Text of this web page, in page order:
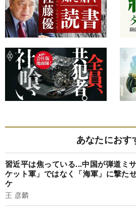
あなたにおす
習近平は焦っている...中国が弾道ミ
ケット軍」ではなく「海軍」に撃た
ケ
王 彦麟